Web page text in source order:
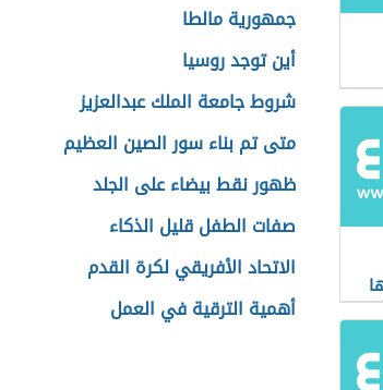
جمهورية مالطا
أين توجد روسيا
شروط جامعة الملك عبدالعزيز
متى تم بناء سور الصين العظيم
ظهور نقط بيضاء على الجلد
صفات الطفل قليل الذكاء
الاتحاد الأفريقي لكرة القدم
أهمية الترقية في العمل